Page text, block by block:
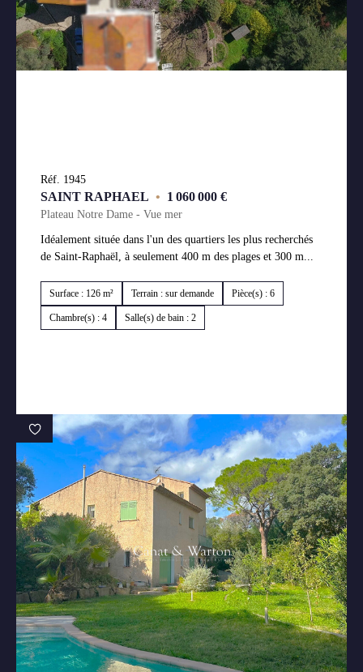
Réf. 1945
SAINT RAPHAEL • 1 060 000 €
Plateau Notre Dame - Vue mer
Idéalement située dans l'un des quartiers les plus recherchés
de Saint-Raphaël, à seulement 400 m des plages et 300 m...
Surface : 126 m² Terrain : sur demande Pièce(s) : 6
Chambre(s) : 4 Salle(s) de bain : 2